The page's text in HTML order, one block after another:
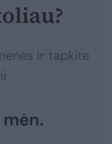
ir tapkite